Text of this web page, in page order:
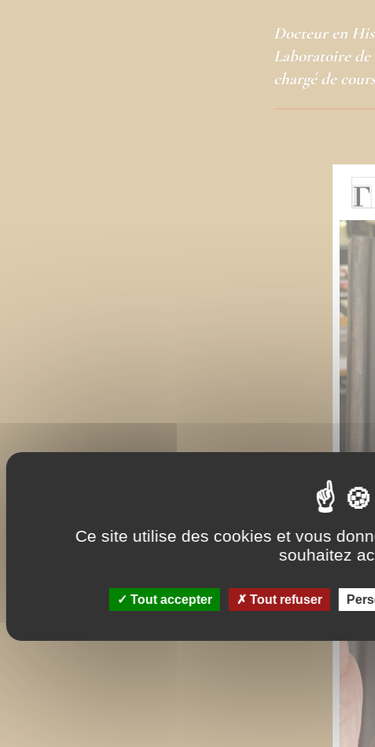
Docteur en
Laboratoire
chargé de
Ce site utilise des cookies et vous
souhaitez
Tout accepter Tout refuser